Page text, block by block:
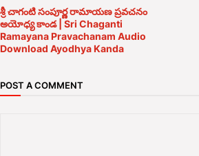
శ్రీ చాగంటి సంపూర్ణ రామాయణ ప్రవచనం
అయోధ్య కాండ | Sri Chaganti
Ramayana Pravachanam Audio
Download Ayodhya Kanda
POST A COMMENT